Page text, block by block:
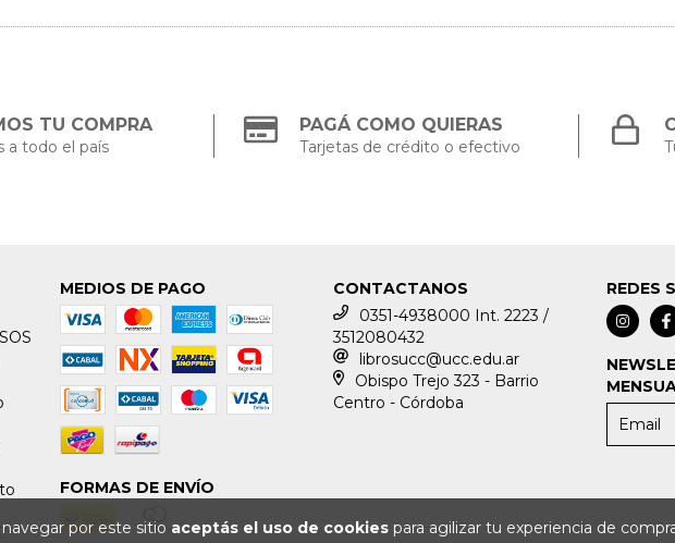
navegar por este sitio aceptás el uso de cookies para agilizar tu experiencia de
TU COMPRA
a todo el país
PAGÁ COMO QUIERAS
Tarjetas de crédito o efectivo
MEDIOS DE PAGO
FORMAS DE ENVÍO
CONTACTANOS
0351-4938000 Int. 2223 /
3512080432
librosucc@ucc.edu.ar
Obispo Trejo 323 - Barrio
Centro - Córdoba
REDES